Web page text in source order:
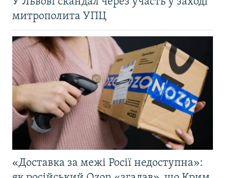
митрополита УПЦ
«Доставка за межі Росії недоступна»: